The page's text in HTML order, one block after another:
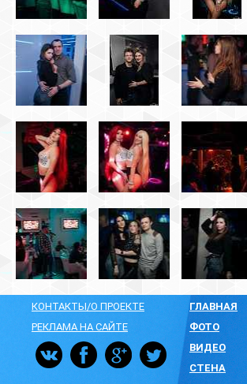
КОНТАКТЫ/О ПРОЕКТЕ
РЕКЛАМА НА САЙТЕ
ГЛАВНАЯ
ФОТО
ВИДЕО
СТЕНА